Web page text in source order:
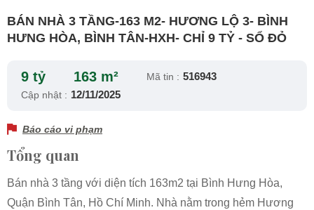
BÁN NHÀ 3 TẦNG-163 M2- HƯƠNG LỘ 3- BÌNH
HƯNG HÒA, BÌNH TÂN-HXH- CHỈ 9 TỶ - SỔ ĐỎ
9 tỷ 163 m² Mã tin : 516943
Cập nhật : 12/11/2025
Báo cáo vi phạm
Tổng quan
Bán nhà 3 tầng với diện tích 163m2 tại Bình Hưng Hòa,
Quận Bình Tân, Hồ Chí Minh. Nhà nằm trong hẻm Hương